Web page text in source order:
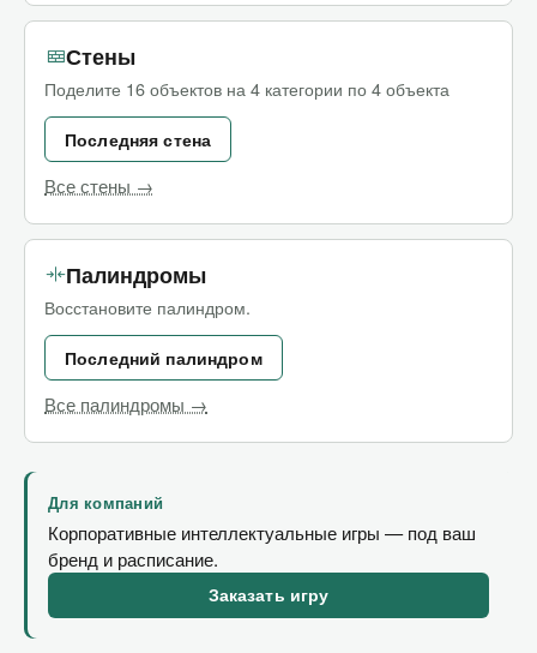
Стены
Поделите 16 объектов на 4 категории по 4 объекта
Последняя стена
Все стены →
Палиндромы
Восстановите палиндром.
Последний палиндром
Все палиндромы →
Для компаний
Корпоративные интеллектуальные игры — под ваш
бренд и расписание.
Заказать игру